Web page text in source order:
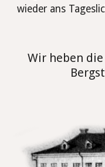
wieder ans
Wir heben